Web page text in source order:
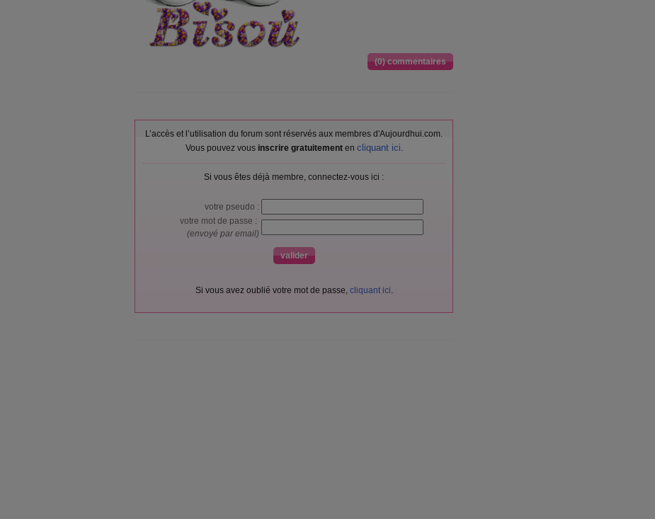
(0) commentaires
L’accès et l’utilisation du forum sont réservés aux membres d'Aujourdhui.com.
Vous pouvez vous inscrire gratuitementen cliquant ici.
Si vous êtes déjà membre, connectez-vous ici :
votre pseudo :
votre mot de passe :
(envoyé par email)
Si vous avez oublié votre mot de passe, cliquant ici.